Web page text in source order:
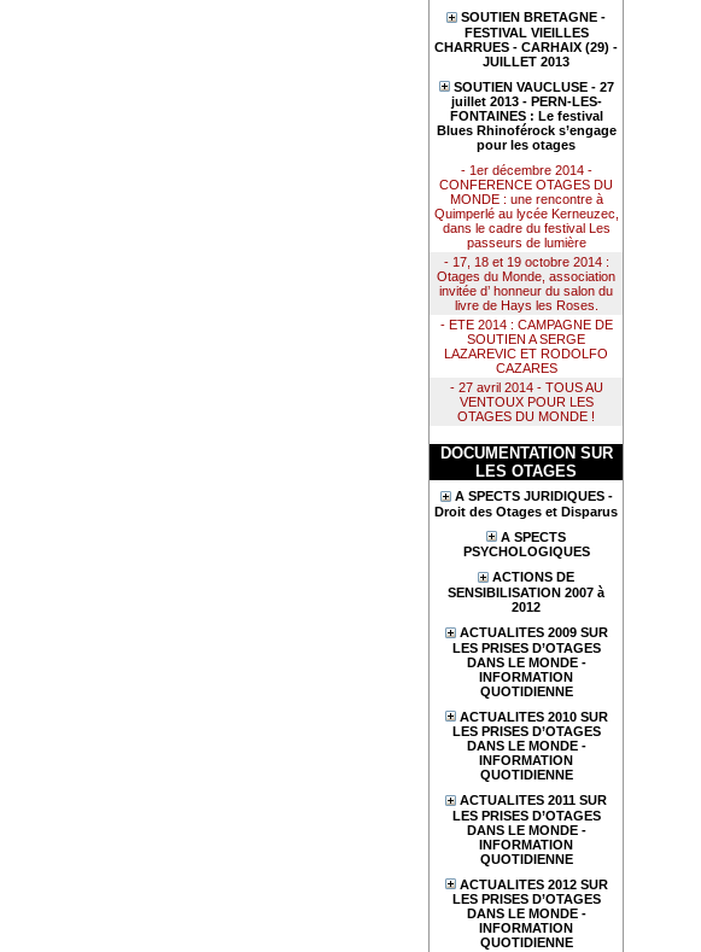
SOUTIEN BRETAGNE -
FESTIVAL VIEILLES
CHARRUES - CARHAIX (29) -
JUILLET 2013
SOUTIEN VAUCLUSE - 27
juillet 2013 - PERN-LES-
FONTAINES : Le festival
Blues Rhinoférock s’engage
pour les otages
- 1er décembre 2014 -
CONFERENCE OTAGES DU
MONDE : une rencontre à
Quimperlé au lycée Kerneuzec,
dans le cadre du festival Les
passeurs de lumière
- 17, 18 et 19 octobre 2014 :
Otages du Monde, association
invitée d’ honneur du salon du
livre de Hays les Roses.
- ETE 2014 : CAMPAGNE DE
SOUTIEN A SERGE
LAZAREVIC ET RODOLFO
CAZARES
- 27 avril 2014 - TOUS AU
VENTOUX POUR LES
OTAGES DU MONDE !
DOCUMENTATION SUR
LES OTAGES
A SPECTS JURIDIQUES -
Droit des Otages et Disparus
A SPECTS
PSYCHOLOGIQUES
ACTIONS DE
SENSIBILISATION 2007 à
2012
ACTUALITES 2009 SUR
LES PRISES D’OTAGES
DANS LE MONDE -
INFORMATION
QUOTIDIENNE
ACTUALITES 2010 SUR
LES PRISES D’OTAGES
DANS LE MONDE -
INFORMATION
QUOTIDIENNE
ACTUALITES 2011 SUR
LES PRISES D’OTAGES
DANS LE MONDE -
INFORMATION
QUOTIDIENNE
ACTUALITES 2012 SUR
LES PRISES D’OTAGES
DANS LE MONDE -
INFORMATION
QUOTIDIENNE